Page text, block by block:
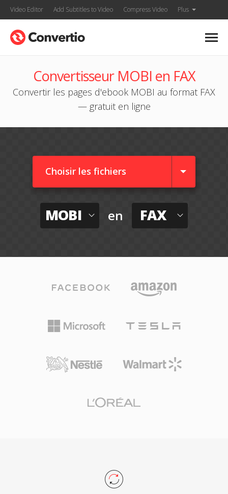
Video Editor Add Subtitles to Video Compress Video Plus
Convertisseur MOBI en FAX
Convertir les pages d'ebook MOBI au format FAX
— gratuit en ligne
Choisir les fichiers
MOBI en FAX